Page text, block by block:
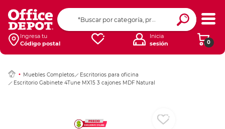
Ingresa tu
Código postal
0
Inicia
sesión
Muebles Completos
Escritorios para oficina
Escritorio Gabinete 4Tune MX15 3 cajones MDF Natural
Ingresar Codigo